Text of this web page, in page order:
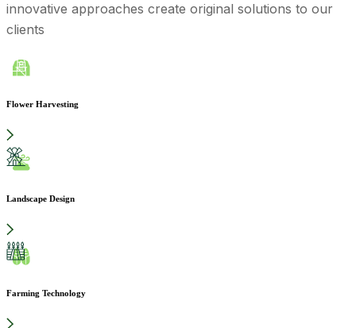
innovative approaches create original solutions to our
clients
Flower Harvesting
Landscape Design
Farming Technology